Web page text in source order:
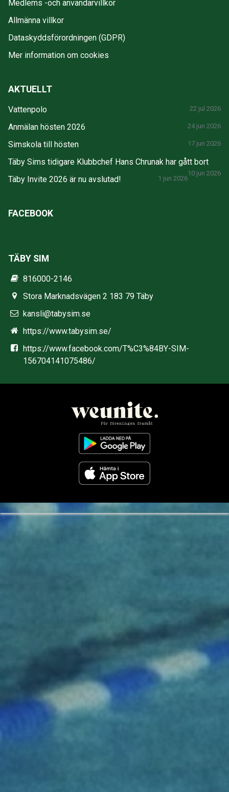
Medlems -och användarvillkor
Allmänna villkor
Dataskyddsförordningen (GDPR)
Mer information om cookies
AKTUELLT
Vattenpolo 22 jul 2026
Anmälan hösten 2026 24 jun 2026
Simskola till hösten 17 jun 2026
Täby Sims tidigare Klubbchef Hans Chrunak har gått bort
10 jun 2026
Täby Invite 2026 är nu avslutad! 1 jun 2026
FACEBOOK
TÄBY SIM
816000-2146
Stora Marknadsvägen 2 183 79 Täby
kansli@tabysim.se
https://www.tabysim.se/
https://www.facebook.com/T%C3%84BY-SIM-
156704141075486/